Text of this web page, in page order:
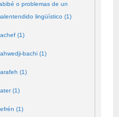
o problemas de un
lingüístico (1)
(1)
bachi (1)
(1)
(1)
(1)